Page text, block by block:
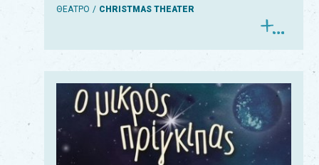
ΘΕΑΤΡΟ CHRISTMAS THEATER